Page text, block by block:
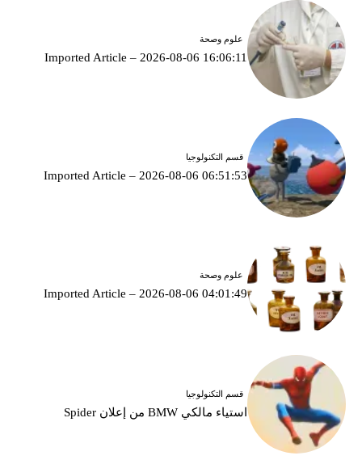
علوم وصحة
Imported Article – 2026-08-06 16:06:11
قسم التكنولوجيا
Imported Article – 2026-08-06 06:51:53
علوم وصحة
Imported Article – 2026-08-06 04:01:49
قسم التكنولوجيا
استياء مالكي BMW من إعلان Spider